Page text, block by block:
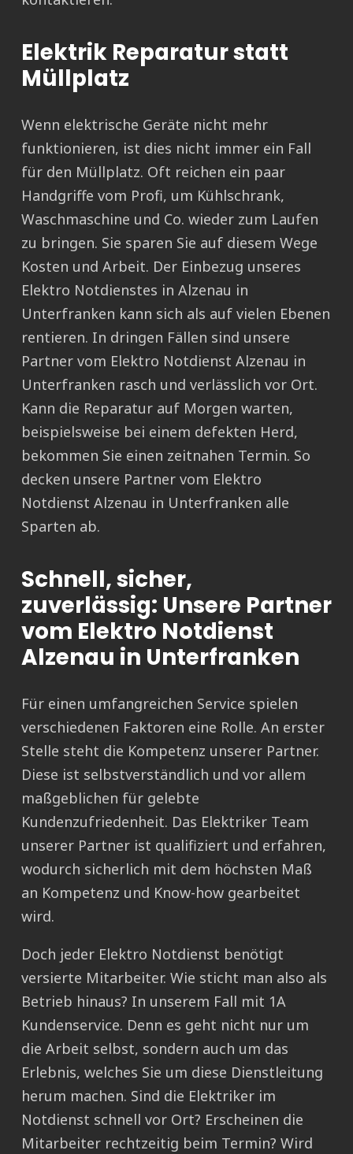
Elektrik Reparatur statt
Müllplatz
Wenn elektrische Geräte nicht mehr
funktionieren, ist dies nicht immer ein Fall
für den Müllplatz. Oft reichen ein paar
Handgriffe vom Profi, um Kühlschrank,
Waschmaschine und Co. wieder zum Laufen
zu bringen. Sie sparen Sie auf diesem Wege
Kosten und Arbeit. Der Einbezug unseres
Elektro Notdienstes in Alzenau in
Unterfranken kann sich als auf vielen Ebenen
rentieren. In dringen Fällen sind unsere
Partner vom Elektro Notdienst Alzenau in
Unterfranken rasch und verlässlich vor Ort.
Kann die Reparatur auf Morgen warten,
beispielsweise bei einem defekten Herd,
bekommen Sie einen zeitnahen Termin. So
decken unsere Partner vom Elektro
Notdienst Alzenau in Unterfranken alle
Sparten ab.
Schnell, sicher,
zuverlässig: Unsere Partner
vom Elektro Notdienst
Alzenau in Unterfranken
Für einen umfangreichen Service spielen
verschiedenen Faktoren eine Rolle. An erster
Stelle steht die Kompetenz unserer Partner.
Diese ist selbstverständlich und vor allem
maßgeblichen für gelebte
Kundenzufriedenheit. Das Elektriker Team
unserer Partner ist qualifiziert und erfahren,
wodurch sicherlich mit dem höchsten Maß
an Kompetenz und Know-how gearbeitet
wird.
Doch jeder Elektro Notdienst benötigt
versierte Mitarbeiter. Wie sticht man also als
Betrieb hinaus? In unserem Fall mit 1A
Kundenservice. Denn es geht nicht nur um
die Arbeit selbst, sondern auch um das
Erlebnis, welches Sie um diese Dienstleitung
herum machen. Sind die Elektriker im
Notdienst schnell vor Ort? Erscheinen die
Mitarbeiter rechtzeitig beim Termin? Wird